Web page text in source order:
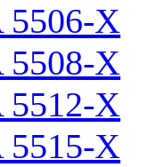
5506-X
5508-X
5512-X
5515-X